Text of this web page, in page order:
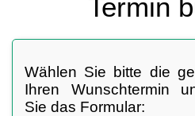
Termin
Wählen Sie bitte die
Ihren Wunschtermin
Sie das Formular: